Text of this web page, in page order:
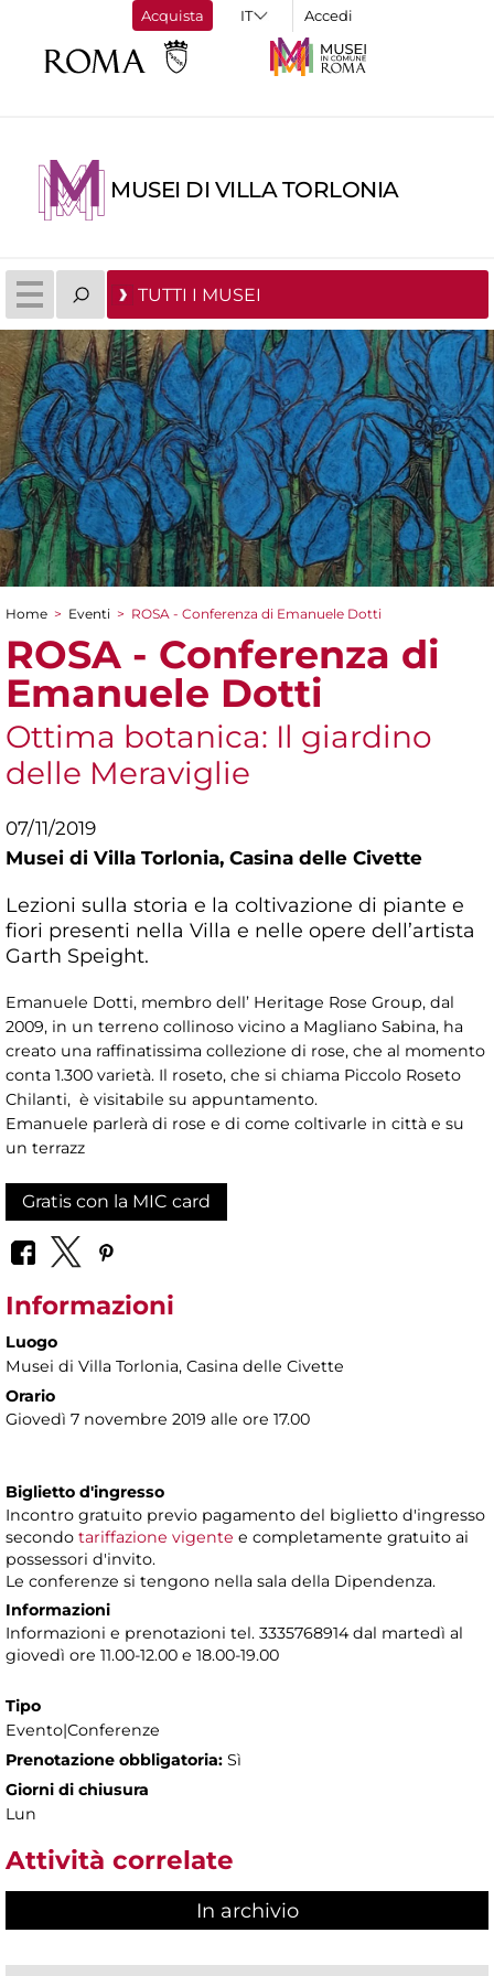
Acquista Accedi
MUSEI DI VILLA TORLONIA
TUTTI I MUSEI
Tu sei qui
Home > Eventi > ROSA - Conferenza di Emanuele Dotti
ROSA - Conferenza di
Emanuele Dotti
Ottima botanica: Il giardino
delle Meraviglie
07/11/2019
Musei di Villa Torlonia, Casina delle Civette
Lezioni sulla storia e la coltivazione di piante e
fiori presenti nella Villa e nelle opere dell’artista
Garth Speight.
Emanuele Dotti, membro dell’ Heritage Rose Group, dal
2009, in un terreno collinoso vicino a Magliano Sabina, ha
creato una raffinatissima collezione di rose, che al momento
conta 1.300 varietà. Il roseto, che si chiama Piccolo Roseto
Chilanti, è visitabile su appuntamento.
Emanuele parlerà di rose e di come coltivarle in città e su
un terrazz
Gratis con la MIC card
Informazioni
Luogo
Musei di Villa Torlonia, Casina delle Civette
Orario
Giovedì 7 novembre 2019 alle ore 17.00
Biglietto d'ingresso
Incontro gratuito previo pagamento del biglietto d'ingresso
secondo tariffazione vigente e completamente gratuito ai
possessori d'invito.
Le conferenze si tengono nella sala della Dipendenza.
Informazioni
Informazioni e prenotazioni tel. 3335768914 dal martedì al
giovedì ore 11.00-12.00 e 18.00-19.00
Tipo
Evento|Conferenze
Prenotazione obbligatoria: Sì
Giorni di chiusura
Lun
Attività correlate
In archivio